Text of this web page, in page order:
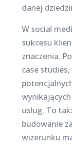
danej
W social
sukcesu
znaczenia.
case
usług. To
budowanie
wizerunku